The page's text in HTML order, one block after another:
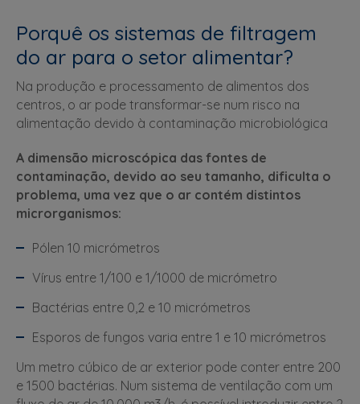
Porquê os sistemas de filtragem
do ar para o setor alimentar?
Na produção e processamento de alimentos dos
centros, o ar pode transformar-se num risco na
alimentação devido à contaminação microbiológica
A dimensão microscópica das fontes de
contaminação, devido ao seu tamanho, dificulta o
problema, uma vez que o ar contém distintos
microrganismos:
Pólen 10 micrómetros
Vírus entre 1/100 e 1/1000 de micrómetro
Bactérias entre 0,2 e 10 micrómetros
Esporos de fungos varia entre 1 e 10 micrómetros
Um metro cúbico de ar exterior pode conter entre 200
e 1500 bactérias. Num sistema de ventilação com um